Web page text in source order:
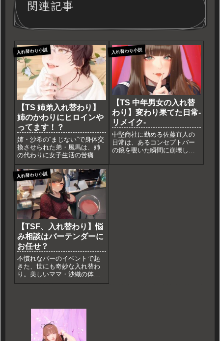
関連記事
入れ替わり小説
【TS 姉弟入れ替わり】
姉のかわりにヒロインや
ってます！？
姉・沙希の“まじない”で身体交
換させられた弟・風馬は、姉
の代わりに女子生活の苦痛と
演劇部でのヒロイン役を強い
られる。部の看板俳優・柊先
輩とのキスシーンや、女性の
身体で受ける告白に、風馬の
心は次第に揺らぎ始める。性
別を超えた感情と青春の熱狂
を描く、シリアスで甘酸っぱ
い舞台TSFロマンス！
入れ替わり小説
【TS 中年男女の入れ替
わり】変わり果てた日常-
リメイク-
中堅商社に勤める佐藤直人の
日常は、あるコンセプトバー
の鏡を覗いた瞬間に崩壊し
肉厚で加齢臭漂う四十代の熟
入れ替わり小説
【TSF、入れ替わり】悩
み相談はバーテンダーに
お任せ？
不慣れなバーのイベントで起
きた、世にも奇妙な入れ替わ
り。美しいママ・沙織の体で
接客することになった翔太
間には言葉にできない絆が芽
生えていた。「悩み相談」で
繋いだ夜が、それぞれの日常
を少しだけ変えていく。